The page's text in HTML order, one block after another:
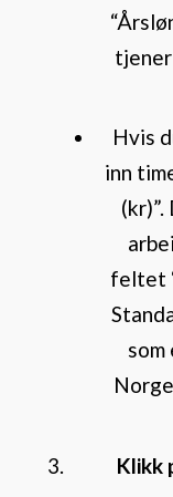
Hvis
inn
feltet
Klikk